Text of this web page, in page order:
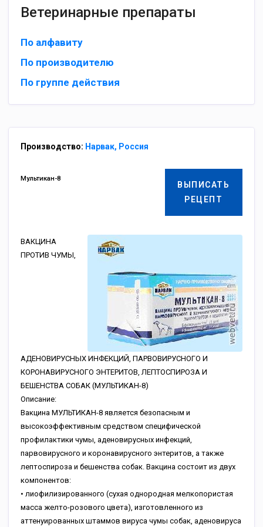
Ветеринарные препараты
По алфавиту
По производителю
По группе действия
Производство: Нарвак, Россия
ВЫПИСАТЬ
РЕЦЕПТ
Мультикан-8
ВАКЦИНА
ПРОТИВ ЧУМЫ,
АДЕНОВИРУСНЫХ ИНФЕКЦИЙ, ПАРВОВИРУСНОГО И
КОРОНАВИРУСНОГО ЭНТЕРИТОВ, ЛЕПТОСПИРОЗА И
БЕШЕНСТВА СОБАК (МУЛЬТИКАН-8)
Описание:
Вакцина МУЛЬТИКАН-8 является безопасным и
высокоэффективным средством специфической
профилактики чумы, аденовирусных инфекций,
парвовирусного и коронавирусного энтеритов, а также
лептоспироза и бешенства собак. Вакцина состоит из двух
компонентов:
• лиофилизированного (сухая однородная мелкопористая
масса желто-розового цвета), изготовленного из
аттенуированных штаммов вируса чумы собак, аденовируса